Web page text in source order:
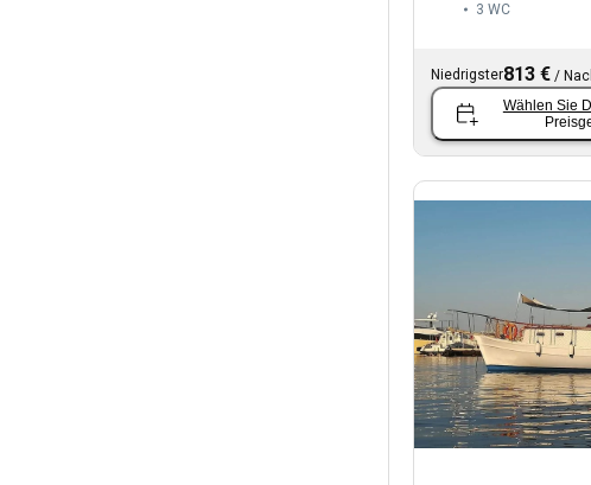
3 WC
Niedrigster813 € /
Wählen Sie